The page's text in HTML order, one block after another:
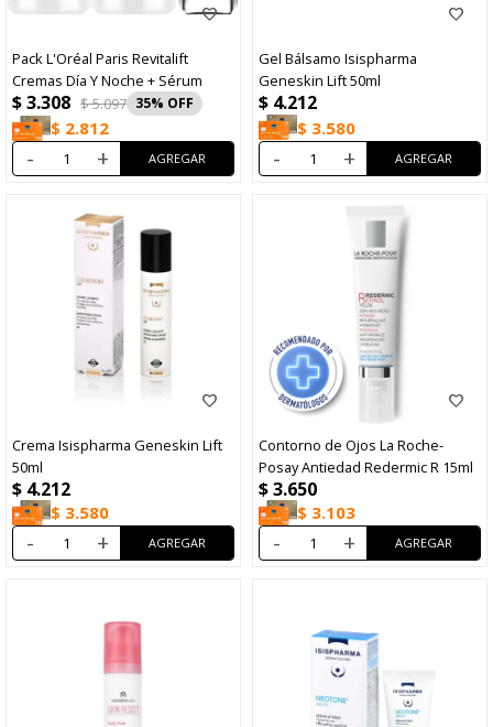
Pack L'Oréal Paris Revitalift
Cremas Día Y Noche + Sérum
$3.308 $5.097 35
$ 2.812
- +
Gel Bálsamo Isispharma
Geneskin Lift 50ml
$ 4.212
$ 3.580
- +
Crema Isispharma Geneskin Lift
50ml
$ 4.212
$ 3.580
- +
Contorno de Ojos La Roche-
Posay Antiedad Redermic R 15ml
$3.650
$ 3.103
- +